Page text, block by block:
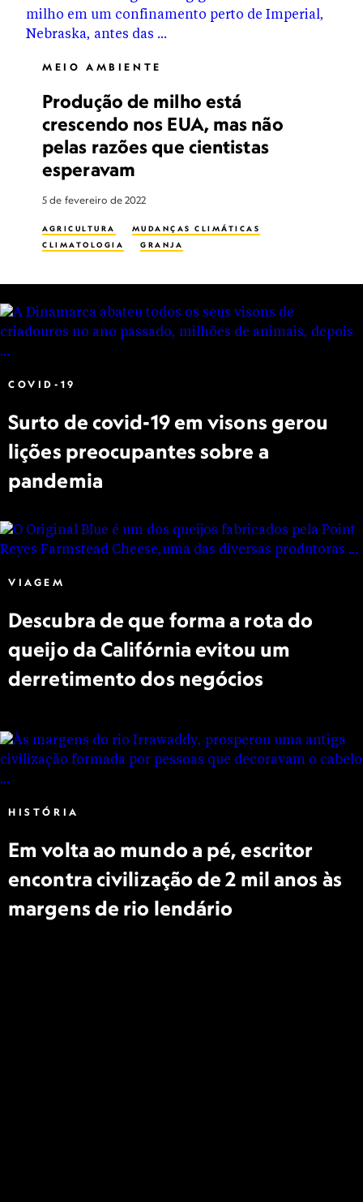
MEIO AMBIENTE
Produção de milho está
crescendo nos EUA, mas não
pelas razões que cientistas
esperavam
5 de fevereiro de 2022
AGRICULTURA
MUDANÇAS CLIMÁTICAS
CLIMATOLOGIA
GRANJA
COVID-19
Surto de covid-19 em visons gerou
lições preocupantes sobre a
pandemia
VIAGEM
Descubra de que forma a rota do
queijo da Califórnia evitou um
derretimento dos negócios
HISTÓRIA
Em volta ao mundo a pé, escritor
encontra civilização de 2 mil anos às
margens de rio lendário